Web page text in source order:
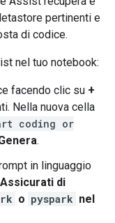
pertinenti e
di codice.
nel tuo notebook:
facendo clic su +
Nella nuova cella
coding or
.
in linguaggio
Assicurati di
o pyspark nel